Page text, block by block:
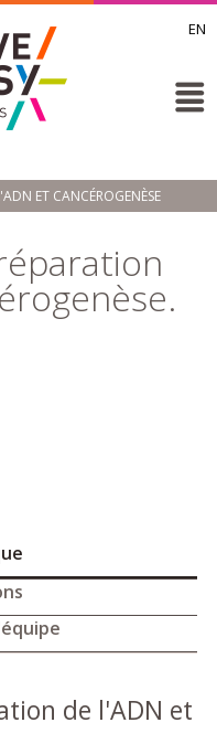
EN
ET CANCÉROGENÈSE
de l'ADN et